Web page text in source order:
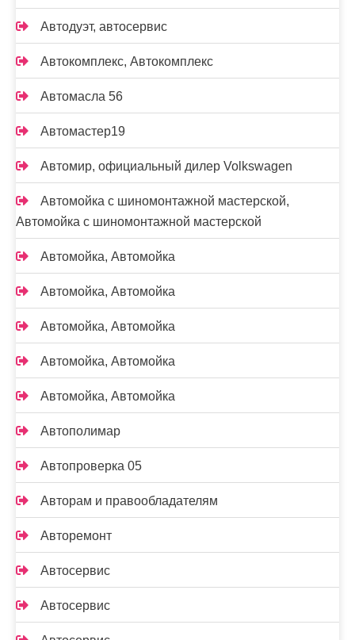
Автодуэт, автосервис
Автокомплекс, Автокомплекс
Автомасла 56
Автомастер19
Автомир, официальный дилер Volkswagen
Автомойка с шиномонтажной мастерской,
Автомойка с шиномонтажной мастерской
Автомойка, Автомойка
Автомойка, Автомойка
Автомойка, Автомойка
Автомойка, Автомойка
Автомойка, Автомойка
Автополимар
Автопроверка 05
Авторам и правообладателям
Авторемонт
Автосервис
Автосервис